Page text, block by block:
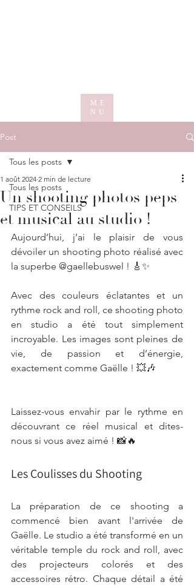
ME
NU
Post
Tous les posts
TIPS ET CONSEILS
Tous les posts
Un shooting photos peps
et musical au studio !
1 août 2024 2 min de lecture
Aujourd’hui, j’ai le plaisir de vous
dévoiler un shooting photo réalisé avec
la superbe @gaellebuswel ! 🎸✨
Avec des couleurs éclatantes et un
rythme rock and roll, ce shooting photo
en studio a été tout simplement
incroyable. Les images sont pleines de
vie, de passion et d’énergie,
exactement comme Gaëlle ! 💥🎶
Laissez-vous envahir par le rythme en
découvrant ce réel musical et dites-
nous si vous avez aimé ! 📸🔥
Les Coulisses du Shooting
La préparation de ce shooting a
commencé bien avant l'arrivée de
Gaëlle. Le studio a été transformé en un
véritable temple du rock and roll, avec
des projecteurs colorés et des
accessoires rétro. Chaque détail a été